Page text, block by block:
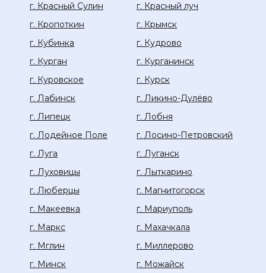
г. Красный Сулин
г. Красный луч
г. Кропоткин
г. Крымск
г. Кубинка
г. Кудрово
г. Курган
г. Курганинск
г. Куровское
г. Курск
г. Лабинск
г. Ликино-Дулёво
г. Липецк
г. Лобня
г. Лодейное Поле
г. Лосино-Петровский
г. Луга
г. Луганск
г. Луховицы
г. Лыткарино
г. Люберцы
г. Магнитогорск
г. Макеевка
г. Мариуполь
г. Маркс
г. Махачкала
г. Мглин
г. Миллерово
г. Минск
г. Можайск